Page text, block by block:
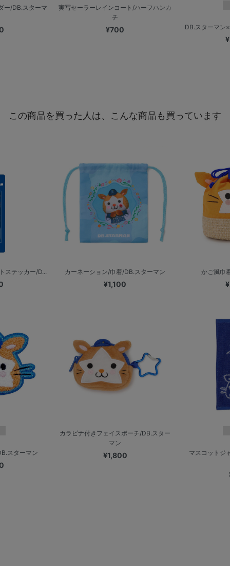
ー/DB.スターマ
実写セーラーレインコート/ハーフハンカ
チ
¥700 DB.スターマン
この商品を買った人は、こんな商品も買っています
ステッカー/D... カーネーション/巾着/DB.スターマン
¥1,100
かご風巾
スターマン
カラビナ付きフェイスポーチ/DB.スター
マン
¥1,800
マスコットジ